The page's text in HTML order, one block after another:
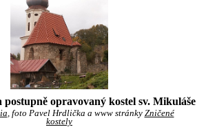
postupně opravovaný kostel sv. Mikuláše
, foto Pavel Hrdlička a www stránky Zničené
kostely